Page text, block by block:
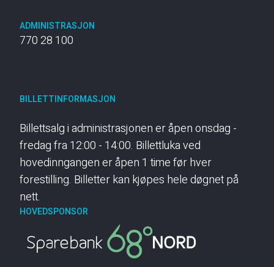
ADMINISTRASJON
770 28 100
BILLETTINFORMASJON
Billettsalg i administrasjonen er åpen onsdag -
fredag fra 12:00 - 14:00. Billettluka ved
hovedinngangen er åpen 1 time før hver
forestilling. Billetter kan kjøpes hele døgnet på
nett.
HOVEDSPONSOR